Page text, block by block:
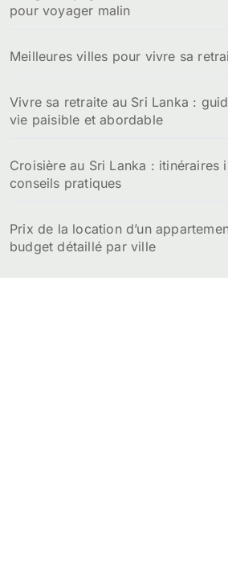
rpour voyager malin
Meilleures villes pour vivre sa
Vivre sa retraite au Sri Lanka :
vie paisible et abordable
Croisière au Sri Lanka : itinéraires
conseils pratiques
Prix de la location d’un
budget détaillé par ville